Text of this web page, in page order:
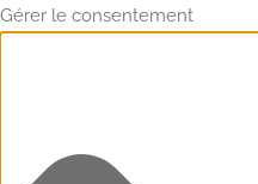
Gérer le consentement